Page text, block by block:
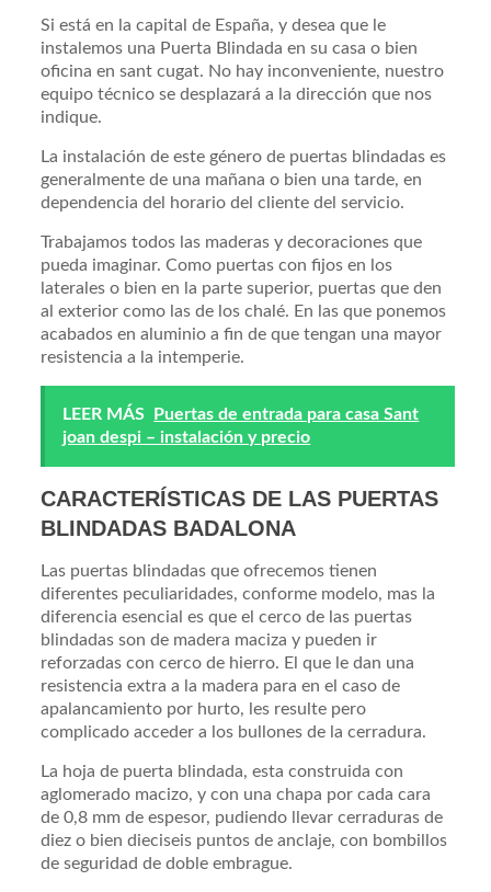
Si está en la capital de España, y desea que le
instalemos una Puerta Blindada en su casa o bien
oficina en sant cugat. No hay inconveniente, nuestro
equipo técnico se desplazará a la dirección que nos
indique.
La instalación de este género de puertas blindadas es
generalmente de una mañana o bien una tarde, en
dependencia del horario del cliente del servicio.
Trabajamos todos las maderas y decoraciones que
pueda imaginar. Como puertas con fijos en los
laterales o bien en la parte superior, puertas que den
al exterior como las de los chalé. En las que ponemos
acabados en aluminio a fin de que tengan una mayor
resistencia a la intemperie.
LEER MÁS
Puertas de entrada para casa Sant
joan despi – instalación y precio
CARACTERÍSTICAS DE LAS PUERTAS
BLINDADAS BADALONA
Las puertas blindadas que ofrecemos tienen
diferentes peculiaridades, conforme modelo, mas la
diferencia esencial es que el cerco de las puertas
blindadas son de madera maciza y pueden ir
reforzadas con cerco de hierro. El que le dan una
resistencia extra a la madera para en el caso de
apalancamiento por hurto, les resulte pero
complicado acceder a los bullones de la cerradura.
La hoja de puerta blindada, esta construida con
aglomerado macizo, y con una chapa por cada cara
de 0,8 mm de espesor, pudiendo llevar cerraduras de
diez o bien dieciseis puntos de anclaje, con bombillos
de seguridad de doble embrague.